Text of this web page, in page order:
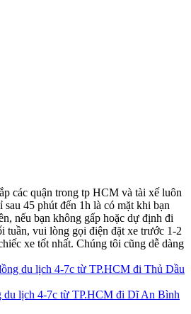
các quận trong tp HCM và tài xế luôn
sau 45 phút đến 1h là có mặt khi bạn
nếu bạn không gấp hoặc dự định đi
tuần, vui lòng gọi điện đặt xe trước 1-2
xe tốt nhất. Chúng tôi cũng dễ dàng
du lịch 4-7c từ TP.HCM đi Thủ Dầu
du lịch 4-7c từ TP.HCM đi Dĩ An Bình